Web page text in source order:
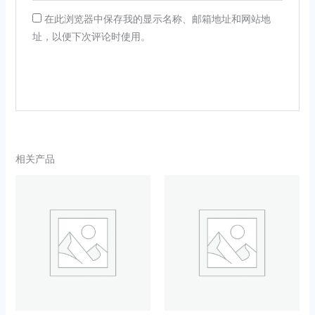
在此浏览器中保存我的显示名称、邮箱地址和网站地
址，以便下次评论时使用。
相关产品